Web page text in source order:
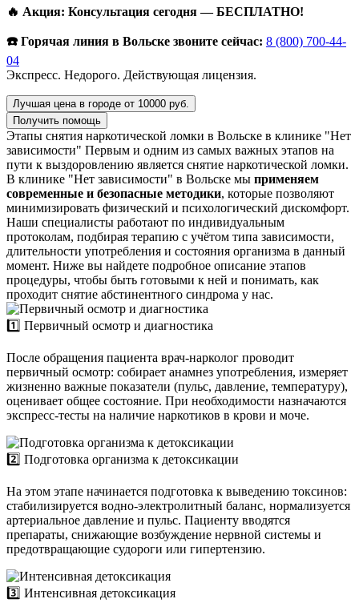
🔥 Акция: Консультация сегодня — БЕСПЛАТНО!
☎️ Горячая линия в Вольске звоните сейчас: 8 (800) 700-44-
04
Экспресс. Недорого. Действующая лицензия.
Лучшая цена в городе от 10000 руб.
Получить помощь
Этапы снятия наркотической ломки в Вольске в клинике "Нет
зависимости" Первым и одним из самых важных этапов на
пути к выздоровлению является снятие наркотической ломки.
В клинике "Нет зависимости" в Вольске мы применяем
современные и безопасные методики, которые позволяют
минимизировать физический и психологический дискомфорт.
Наши специалисты работают по индивидуальным
протоколам, подбирая терапию с учётом типа зависимости,
длительности употребления и состояния организма в данный
момент. Ниже вы найдете подробное описание этапов
процедуры, чтобы быть готовыми к ней и понимать, как
проходит снятие абстинентного синдрома у нас.
1️⃣ Первичный осмотр и диагностика
После обращения пациента врач-нарколог проводит
первичный осмотр: собирает анамнез употребления, измеряет
жизненно важные показатели (пульс, давление, температуру),
оценивает общее состояние. При необходимости назначаются
экспресс-тесты на наличие наркотиков в крови и моче.
2️⃣ Подготовка организма к детоксикации
На этом этапе начинается подготовка к выведению токсинов:
стабилизируется водно-электролитный баланс, нормализуется
артериальное давление и пульс. Пациенту вводятся
препараты, снижающие возбуждение нервной системы и
предотвращающие судороги или гипертензию.
3️⃣ Интенсивная детоксикация